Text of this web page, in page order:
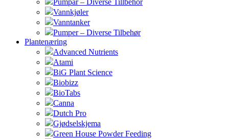
Pumpar – Diverse Tillbehör
Vannkjøler
Vanntanker
Pumper – Diverse Tilbehør
Plantenæring
Advanced Nutrients
Atami
BiG Plant Science
Biobizz
BioTabs
Canna
Dutch Pro
Gjødselskjema
Green House Powder Feeding